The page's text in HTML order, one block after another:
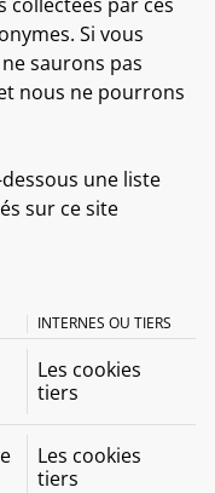
Si vous
saurons pas
nous ne pourrons
une liste
sur ce site
INTERNES OU TIERS
Les cookies
tiers
Les cookies
tiers